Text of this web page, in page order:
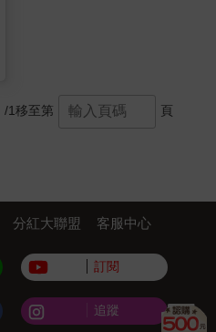
/1移至第 頁
分紅大聯盟 客服中心
訂閱
追蹤